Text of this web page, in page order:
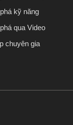
kỹ năng
qua Video
chuyên gia